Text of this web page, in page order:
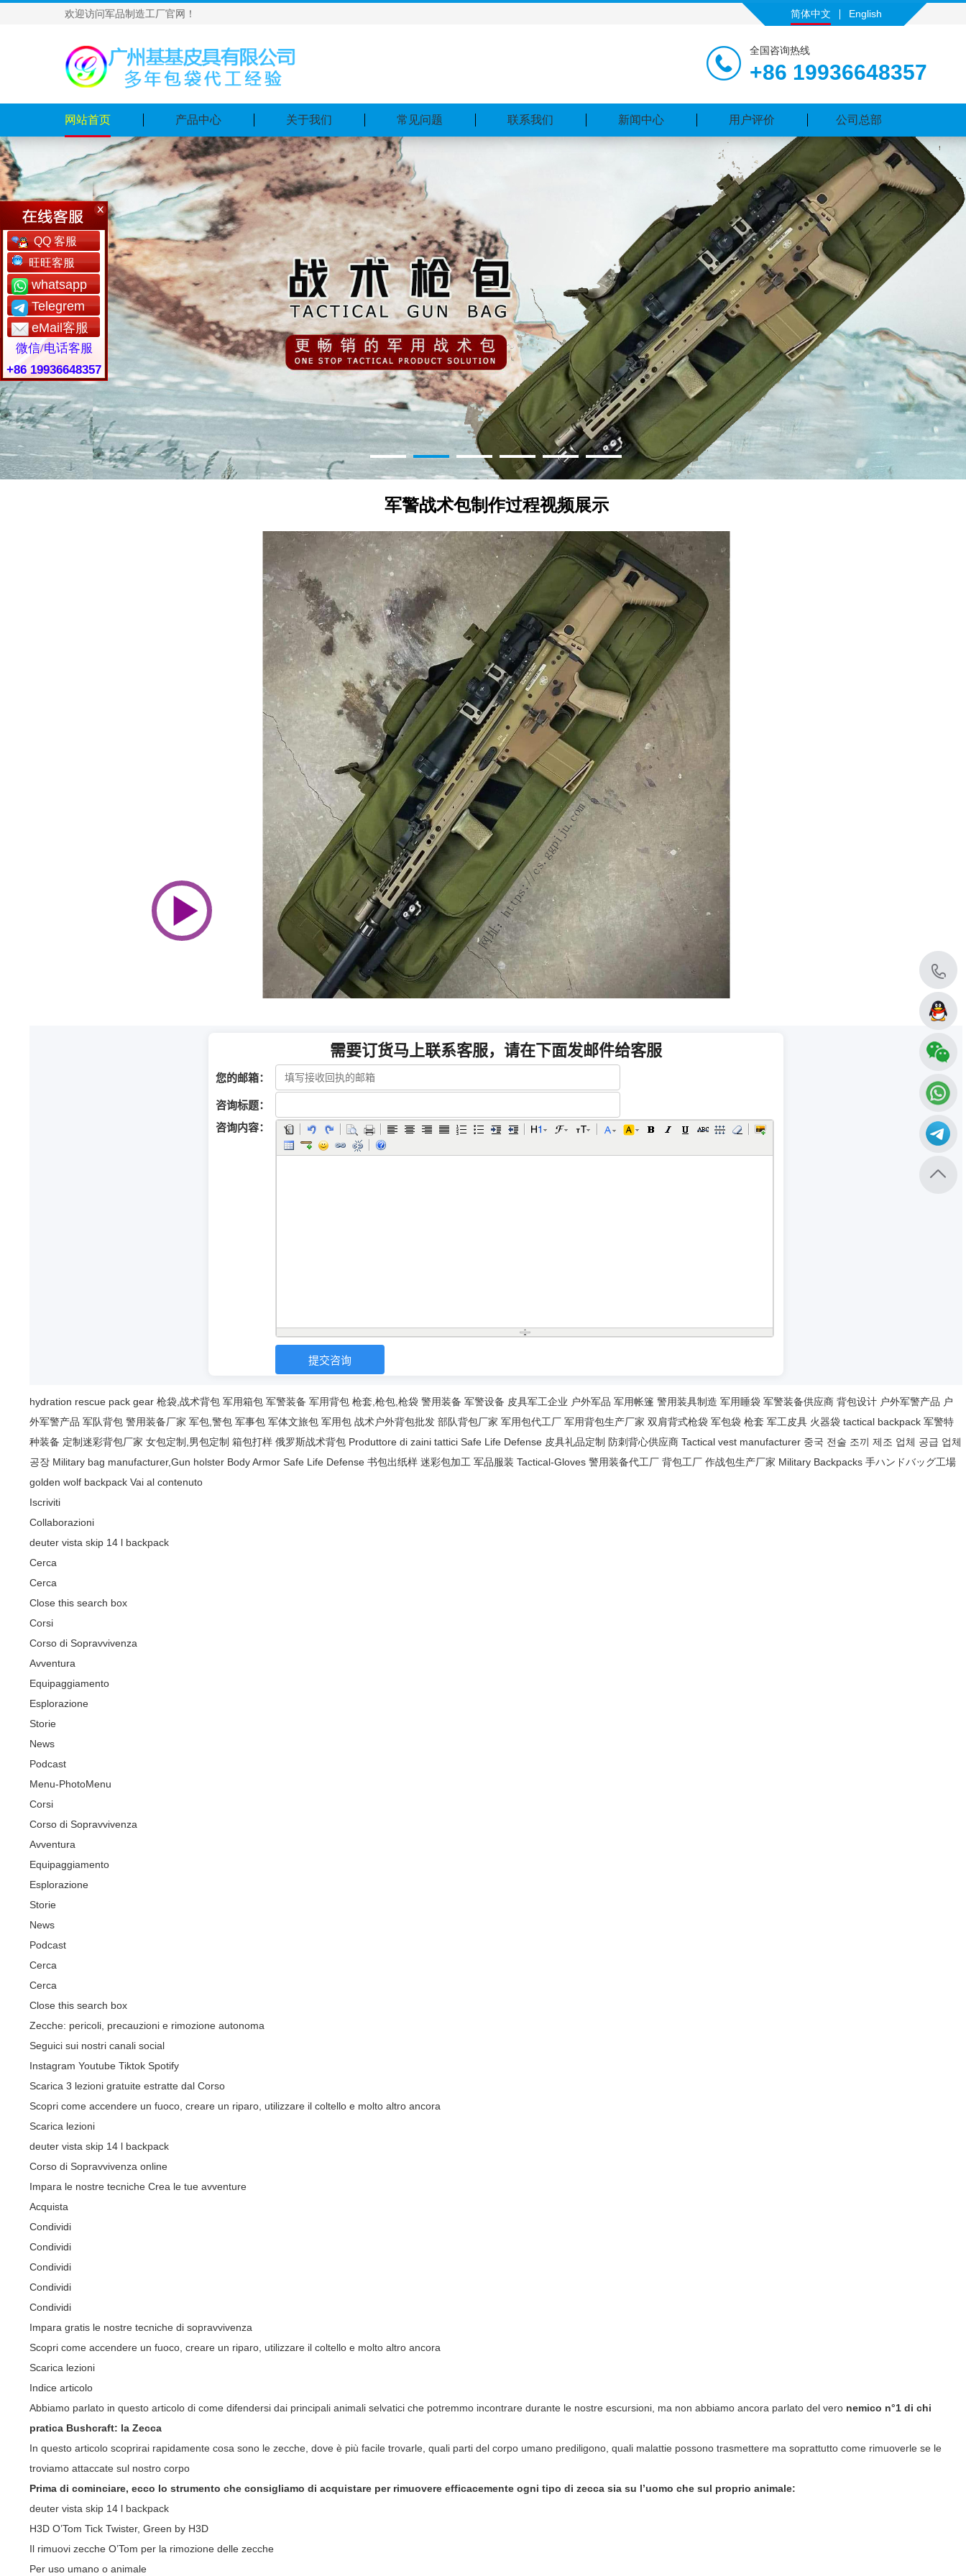
欢迎访问军品制造工厂官网！ 简体中文 English
全国咨询热线
+86 19936648357
网站首页 产品中心 关于我们 常见问题 联系我们 新闻中心 用户评价 公司总部
hydration rescue pack gear 枪袋,战术背包 军用箱包 军警装备 军用背包 枪套,枪包,枪袋 警用装备 军警设备 皮具军工企业 户外军品 军用帐篷 警用装具制造 军用睡袋 军警装备供应商 背包设计 户外军警产品 户
外军警产品 军队背包 警用装备厂家 军包,警包 军事包 军体文旅包 军用包 战术户外背包批发 部队背包厂家 军用包代工厂 军用背包生产厂家 双肩背式枪袋 军包袋 枪套 军工皮具 火器袋 tactical backpack 军警特
种装备 定制迷彩背包厂家 女包定制,男包定制 箱包打样 俄罗斯战术背包 Produttore di zaini tattici Safe Life Defense 皮具礼品定制 防刺背心供应商 Tactical vest manufacturer 중국 전술 조끼 제조 업체 공급 업체
공장 Military bag manufacturer,Gun holster Body Armor Safe Life Defense 书包出纸样 迷彩包加工 军品服装 Tactical-Gloves 警用装备代工厂 背包工厂 作战包生产厂家 Military Backpacks 手ハンドバッグ工場
golden wolf backpack Vai al contenuto
Iscriviti
Collaborazioni
deuter vista skip 14 l backpack
Cerca
Cerca
Close this search box
Corsi
Corso di Sopravvivenza
Avventura
Equipaggiamento
Esplorazione
Storie
News
Podcast
Menu-PhotoMenu
Corsi
Corso di Sopravvivenza
Avventura
Equipaggiamento
Esplorazione
Storie
News
Podcast
Cerca
Cerca
Close this search box
Zecche: pericoli, precauzioni e rimozione autonoma
Seguici sui nostri canali social
Instagram Youtube Tiktok Spotify
Scarica 3 lezioni gratuite estratte dal Corso
Scopri come accendere un fuoco, creare un riparo, utilizzare il coltello e molto altro ancora
Scarica lezioni
deuter vista skip 14 l backpack
Corso di Sopravvivenza online
Impara le nostre tecniche Crea le tue avventure
Acquista
Condividi
Condividi
Condividi
Condividi
Condividi
Impara gratis le nostre tecniche di sopravvivenza
Scopri come accendere un fuoco, creare un riparo, utilizzare il coltello e molto altro ancora
Scarica lezioni
Indice articolo
Abbiamo parlato in questo articolo di come difendersi dai principali animali selvatici che potremmo incontrare durante le nostre escursioni, ma non abbiamo ancora parlato del vero nemico n°1 di chi
pratica Bushcraft: la Zecca
In questo articolo scoprirai rapidamente cosa sono le zecche, dove è più facile trovarle, quali parti del corpo umano prediligono, quali malattie possono trasmettere ma soprattutto come rimuoverle se le
troviamo attaccate sul nostro corpo
Prima di cominciare, ecco lo strumento che consigliamo di acquistare per rimuovere efficacemente ogni tipo di zecca sia su l’uomo che sul proprio animale:
deuter vista skip 14 l backpack
H3D O’Tom Tick Twister, Green by H3D
Il rimuovi zecche O’Tom per la rimozione delle zecche
Per uso umano o animale
QQ 客服
旺旺客服
whatsapp
Telegrem
eMail客服
微信/电话客服
+86 19936648357